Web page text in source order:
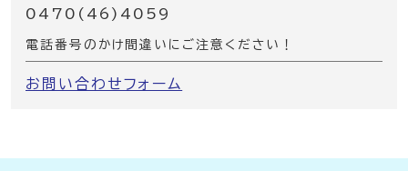
0470(46)4059
電話番号のかけ間違いにご注意ください！
お問い合わせフォーム